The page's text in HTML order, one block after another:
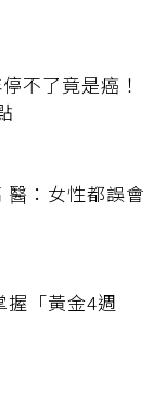
不了竟是癌！
：女性都誤會
握「黃金4週